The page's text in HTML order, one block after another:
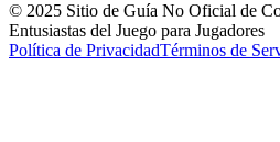
© 2025 Sitio de Guía No Oficial de
Entusiastas del Juego para Jugadores
Política de PrivacidadTérminos de